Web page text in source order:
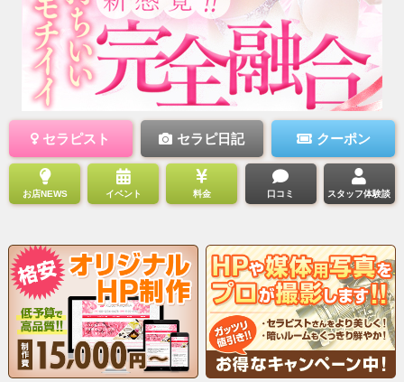
セラピスト セラピ日記 クーポン
お店NEWS イベント 料金 口コミ スタッフ体験談